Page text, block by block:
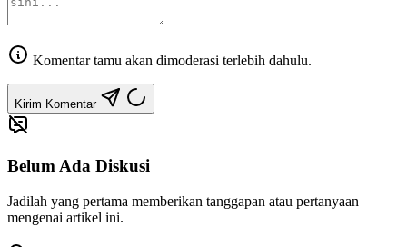
Komentar tamu akan dimoderasi terlebih dahulu.
Kirim Komentar
Belum Ada Diskusi
Jadilah yang pertama memberikan tanggapan atau pertanyaan
mengenai artikel ini.